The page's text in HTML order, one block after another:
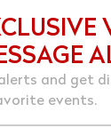
and get
events.